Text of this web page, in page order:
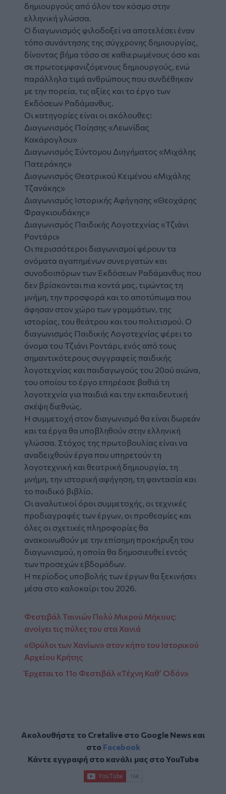
δημιουργούς από όλον τον κόσμο στην
ελληνική γλώσσα.
Ο διαγωνισμός φιλοδοξεί να αποτελέσει έναν
τόπο συνάντησης της σύγχρονης δημιουργίας,
δίνοντας βήμα τόσο σε καθιερωμένους όσο και
σε πρωτοεμφανιζόμενους δημιουργούς, ενώ
παράλληλα τιμά ανθρώπους που συνδέθηκαν
με την πορεία, τις αξίες και το έργο των
Εκδόσεων Ραδάμανθυς.
Οι κατηγορίες είναι οι ακόλουθες:
Διαγωνισμός Ποίησης «Λεωνίδας
Κακάρογλου»
Διαγωνισμός Σύντομου Διηγήματος «Μιχάλης
Πατεράκης»
Διαγωνισμός Θεατρικού Κειμένου «Μιχάλης
Τζανάκης»
Διαγωνισμός Ιστορικής Αφήγησης «Θεοχάρης
Φραγκιουδάκης»
Διαγωνισμός Παιδικής Λογοτεχνίας «Τζιάνι
Ροντάρι»
Οι περισσότεροι διαγωνισμοί φέρουν τα
ονόματα αγαπημένων συνεργατών και
συνοδοιπόρων των Εκδόσεων Ραδάμανθυς που
δεν βρίσκονται πια κοντά μας, τιμώντας τη
μνήμη, την προσφορά και το αποτύπωμα που
άφησαν στον χώρο των γραμμάτων, της
ιστορίας, του θεάτρου και του πολιτισμού. Ο
διαγωνισμός Παιδικής Λογοτεχνίας φέρει το
όνομα του Τζιάνι Ροντάρι, ενός από τους
σημαντικότερους συγγραφείς παιδικής
λογοτεχνίας και παιδαγωγούς του 20ού αιώνα,
του οποίου το έργο επηρέασε βαθιά τη
λογοτεχνία για παιδιά και την εκπαιδευτική
σκέψη διεθνώς.
Η συμμετοχή στον διαγωνισμό θα είναι δωρεάν
και τα έργα θα υποβληθούν στην ελληνική
γλώσσα. Στόχος της πρωτοβουλίας είναι να
αναδειχθούν έργα που υπηρετούν τη
λογοτεχνική και θεατρική δημιουργία, τη
μνήμη, την ιστορική αφήγηση, τη φαντασία και
το παιδικό βιβλίο.
Οι αναλυτικοί όροι συμμετοχής, οι τεχνικές
προδιαγραφές των έργων, οι προθεσμίες και
όλες οι σχετικές πληροφορίες θα
ανακοινωθούν με την επίσημη προκήρυξη του
διαγωνισμού, η οποία θα δημοσιευθεί εντός
των προσεχών εβδομάδων.
Η περίοδος υποβολής των έργων θα ξεκινήσει
μέσα στο καλοκαίρι του 2026.
Φεστιβάλ Ταινιών Πολύ Μικρού Μήκους:
ανοίγει τις πύλες του στα Χανιά
«Θρύλοι των Χανίων» στον κήπο του Ιστορικού
Αρχείου Κρήτης
Έρχεται το 11ο Φεστιβάλ «Τέχνη Καθ’ Οδόν»
Ακολουθήστε το Cretalive στο Google Newsκαι
στο Facebook
Κάντε εγγραφή στο κανάλι μας στοYouTube